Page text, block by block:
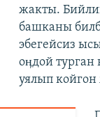
жакты.
башканы
эбегейсиз
оӊдой турган
уялып